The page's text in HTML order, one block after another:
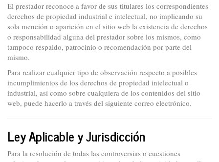
El prestador reconoce a favor de sus titulares los correspondientes
derechos de propiedad industrial e intelectual, no implicando su
sola mención o aparición en el sitio web la existencia de derechos
o responsabilidad alguna del prestador sobre los mismos, como
tampoco respaldo, patrocinio o recomendación por parte del
mismo.
Para realizar cualquier tipo de observación respecto a posibles
incumplimientos de los derechos de propiedad intelectual o
industrial, así como sobre cualquiera de los contenidos del sitio
web, puede hacerlo a través del siguiente correo electrónico.
Ley Aplicable y Jurisdicción
Para la resolución de todas las controversias o cuestiones